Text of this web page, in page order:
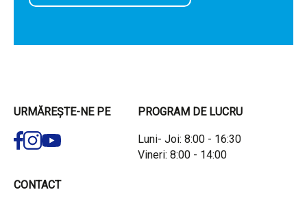
URMĂREȘTE-NE PE PROGRAM DE LUCRU
Luni- Joi: 8:00 - 16:30
Vineri: 8:00 - 14:00
CONTACT